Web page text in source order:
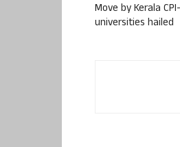
Move by Kerala
universities hailed